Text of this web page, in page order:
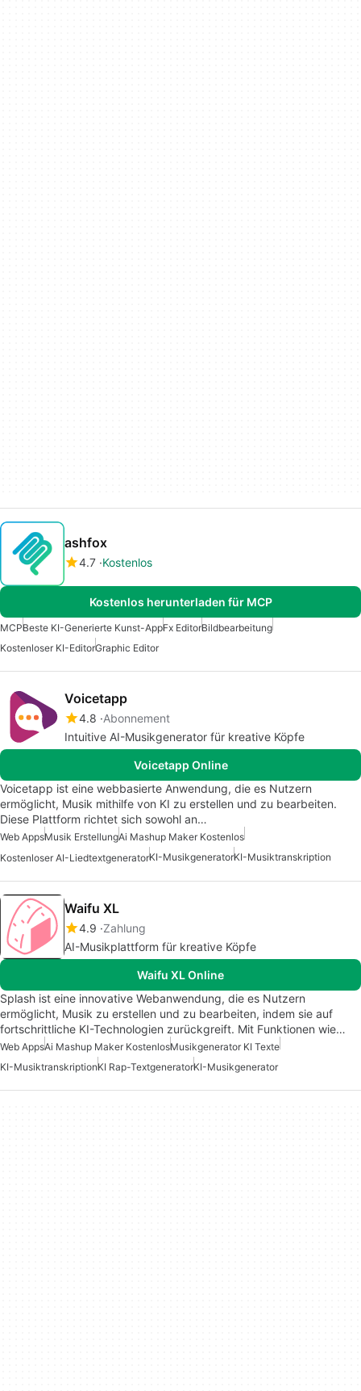
ashfox
4.7 Kostenlos
Kostenlos herunterladen für MCP
MCPBeste KI-Generierte Kunst-AppFx EditorBildbearbeitung
Kostenloser KI-EditorGraphic Editor
Voicetapp
4.8 Abonnement
Intuitive AI-Musikgenerator für kreative Köpfe
Voicetapp Online
Voicetapp ist eine webbasierte Anwendung, die es Nutzern
ermöglicht, Musik mithilfe von KI zu erstellen und zu bearbeiten.
Diese Plattform richtet sich sowohl an…
Web AppsMusik ErstellungAi Mashup Maker Kostenlos
Kostenloser AI-LiedtextgeneratorKI-MusikgeneratorKI-Musiktranskription
Waifu XL
4.9 Zahlung
AI-Musikplattform für kreative Köpfe
Waifu XL Online
Splash ist eine innovative Webanwendung, die es Nutzern
ermöglicht, Musik zu erstellen und zu bearbeiten, indem sie auf
fortschrittliche KI-Technologien zurückgreift. Mit Funktionen wie…
Web AppsAi Mashup Maker KostenlosMusikgenerator KI Texte
KI-MusiktranskriptionKI Rap-TextgeneratorKI-Musikgenerator